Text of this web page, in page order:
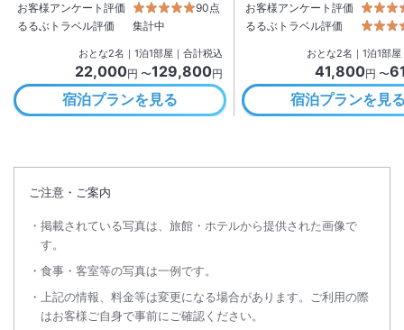
お客様アンケート評価
90点
るるぶトラベル評価
集計中
おとな2名 ｜ 1泊1部屋｜合計税込
22,000円 〜129,800円
宿泊プランを見る
お客様アンケート評価
るるぶトラベル評価
おとな2名 ｜ 1泊1部屋
41,800円 〜
宿泊プランを見
ご注意・ご案内
掲載されている写真は、旅館・ホテルから提供された画像で
す。
食事・客室等の写真は一例です。
上記の情報、料金等は変更になる場合があります。ご利用の際
はお客様ご自身で事前にご確認ください。